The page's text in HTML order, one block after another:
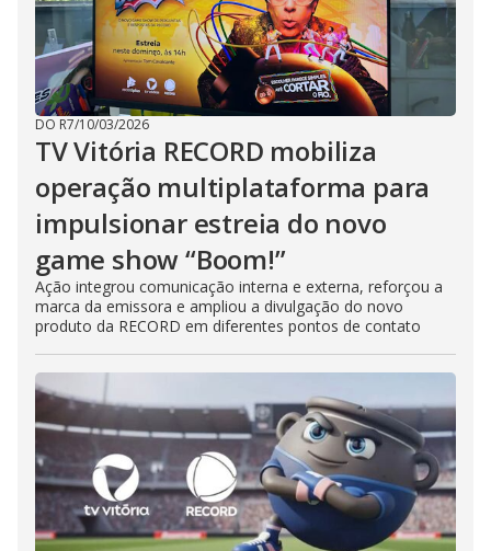
DO R7/10/03/2026
TV Vitória RECORD mobiliza
operação multiplataforma para
impulsionar estreia do novo
game show “Boom!”
Ação integrou comunicação interna e externa, reforçou a
marca da emissora e ampliou a divulgação do novo
produto da RECORD em diferentes pontos de contato